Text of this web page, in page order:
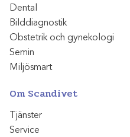
Dental
Bilddiagnostik
Obstetrik och gynekologi
Semin
Miljösmart
Om Scandivet
Tjänster
Service